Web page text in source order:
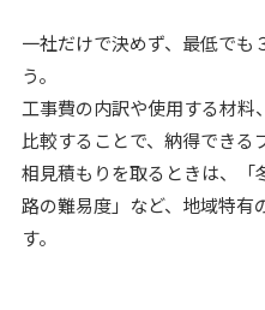
一社だけで決めず、最低でも
う。
工事費の内訳や使用する材料
比較することで、納得できる
相見積もりを取るときは、
路の難易度」など、地域特有
す。